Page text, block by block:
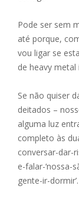
Pode ser sem
até porque,
vou ligar se
de heavy metal
Se não quiser
deitados –
alguma luz
completo às
conversar-dar-
e-falar-‘nossa-
gente-ir-dormir’.